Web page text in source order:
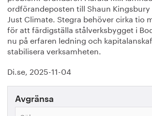
Om oss
ordförandeposten till Shaun
Just Climate. Stegra behöver cirka tio
för att färdigställa stålverksbygget i
nu på erfaren ledning och
stabilisera verksamheten.
Di.se, 2025-11-04
Avgränsa